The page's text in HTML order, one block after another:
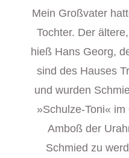
Mein Großvater
Tochter. Der
hieß Hans Georg,
sind des Hauses
und wurden
»Schulze-Toni«
Amboß der
Schmied zu